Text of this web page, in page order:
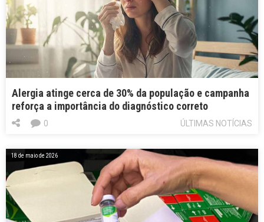
Alergia atinge cerca de 30% da população e campanha
reforça a importância do diagnóstico correto
ÚLTIMAS NOTÍCIAS
0
18 de maio de 2026